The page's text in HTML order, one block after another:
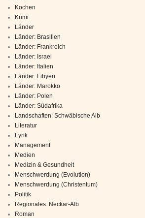
Kochen
Krimi
Länder
Länder: Brasilien
Länder: Frankreich
Länder: Israel
Länder: Italien
Länder: Libyen
Länder: Marokko
Länder: Polen
Länder: Südafrika
Landschaften: Schwäbische Alb
Literatur
Lyrik
Management
Medien
Medizin & Gesundheit
Menschwerdung (Evolution)
Menschwerdung (Christentum)
Politik
Regionales: Neckar-Alb
Roman